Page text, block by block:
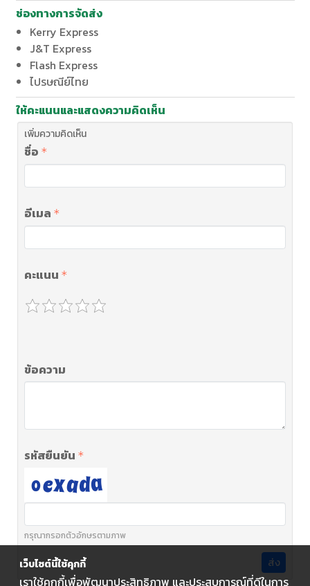
ช่องทางการจัดส่ง
Kerry Express
J&T Express
Flash Express
ไปรษณีย์ไทย
ให้คะแนนและแสดงความคิดเห็น
เพิ่มความคิดเห็น
ชื่อ
อีเมล
คะแนน
ข้อความ
รหัสยืนยัน
กรุณากรอกตัวอักษรตามภาพ
ส่ง
เว็บไซต์นี้ใช้คุกกี้
เราใช้คุกกี้เพื่อพัฒนาประสิทธิภาพ และประสบการณ์ที่ดีในการ